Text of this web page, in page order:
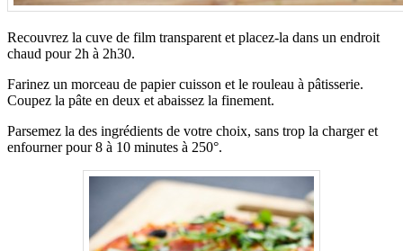
Recouvrez la cuve de film transparent et placez-la dans un endroit
chaud pour 2h à 2h30.
Farinez un morceau de papier cuisson et le rouleau à pâtisserie.
Coupez la pâte en deux et abaissez la finement.
Parsemez la des ingrédients de votre choix, sans trop la charger et
enfourner pour 8 à 10 minutes à 250°.